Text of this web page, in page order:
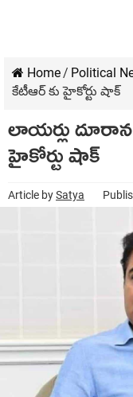
Home/ Political
కేటీఆర్ కు హైకోర్టు షాక్
లాయర్లు దూరాన
హైకోర్టు షాక్
Article bySatya